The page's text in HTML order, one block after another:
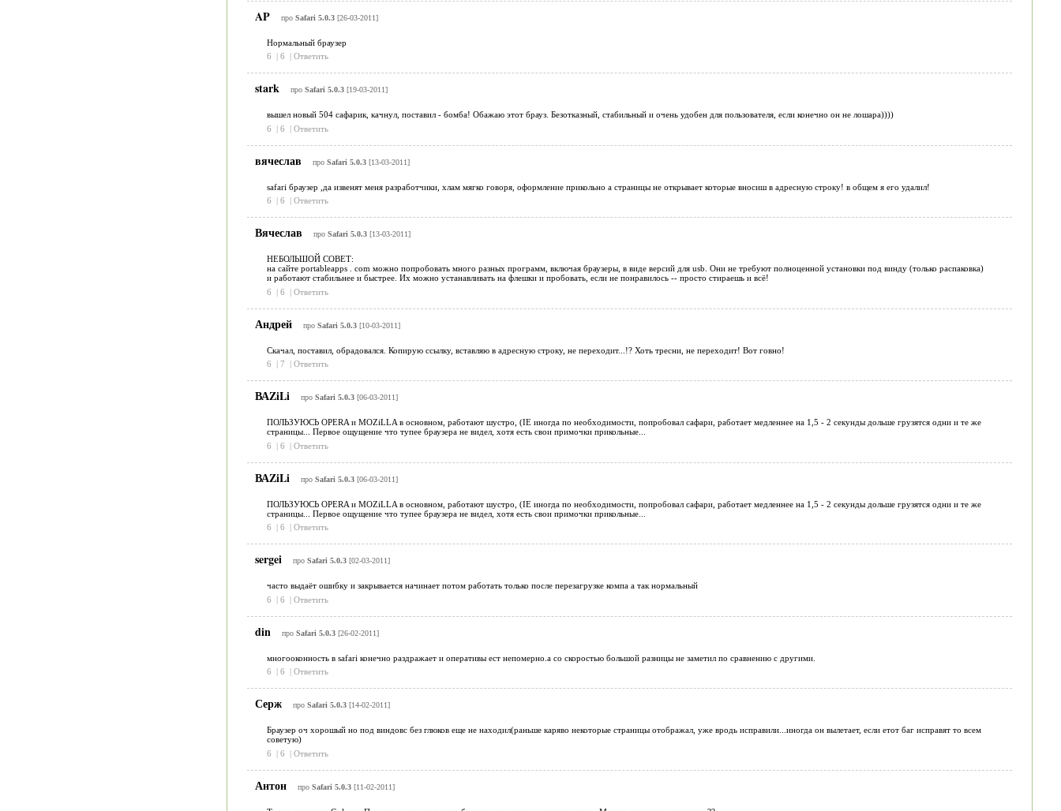
AP про Safari 5.0.3[26-03-2011]
Нормальный браузер
6
| 6 | Ответить
stark про Safari 5.0.3[19-03-2011]
вышел новый 504 сафарик, качнул, поставил - бомба! Обажаю этот брауз. Безотказный, стабильный и очень удобен для пользователя, если конечно он не лошара))))
6
| 6 | Ответить
вячеслав про Safari 5.0.3[13-03-2011]
safari браузер ,да извенят меня разработчики, хлам мягко говоря, оформление прикольно а страницы не открывает которые вносиш в адресную строку! в общем я его удалил!
6
| 6 | Ответить
Вячеслав про Safari 5.0.3[13-03-2011]
НЕБОЛЬШОЙ СОВЕТ:
на сайте portableapps . com можно попробовать много разных программ, включая браузеры, в виде версий для usb. Они не требуют полноценной установки под винду (только распаковка)
и работают стабильнее и быстрее. Их можно устанавливать на флешки и пробовать, если не понравилось -- просто стираешь и всё!
6
| 6 | Ответить
Андрей про Safari 5.0.3[10-03-2011]
Скачал, поставил, обрадовался. Копирую ссылку, вставляю в адресную строку, не переходит...!? Хоть тресни, не переходит! Вот говно!
6
| 7 | Ответить
ВАZiLi про Safari 5.0.3[06-03-2011]
ПОЛЬЗУЮСЬ ОРЕRA и МОZiLLA в основном, работают шустро, (IE иногда по необходимости, попробовал сафари, работает медленнее на 1,5 - 2 секунды дольше грузятся одни и те же
страницы... Первое ощущение что тупее браузера не видел, хотя есть свои примочки прикольные...
6
| 6 | Ответить
ВАZiLi про Safari 5.0.3[06-03-2011]
ПОЛЬЗУЮСЬ ОРЕRA и МОZiLLA в основном, работают шустро, (IE иногда по необходимости, попробовал сафари, работает медленнее на 1,5 - 2 секунды дольше грузятся одни и те же
страницы... Первое ощущение что тупее браузера не видел, хотя есть свои примочки прикольные...
6
| 6 | Ответить
sergei про Safari 5.0.3[02-03-2011]
часто выдаёт ошибку и закрывается начинает потом работать только после перезагрузке компа а так нормальный
6
| 6 | Ответить
din про Safari 5.0.3[26-02-2011]
многооконность в safari конечно раздражает и оперативы ест непомерно.а со скоростью большой разницы не заметил по сравнению с другими.
6
| 6 | Ответить
Серж про Safari 5.0.3[14-02-2011]
Браузер оч хорошый но под виндовс без глюков еще не находил(раньше каряво некоторые страницы отображал, уже вродь исправили...иногда он вылетает, если етот баг исправят то всем
советую)
6
| 6 | Ответить
Антон про Safari 5.0.3[11-02-2011]